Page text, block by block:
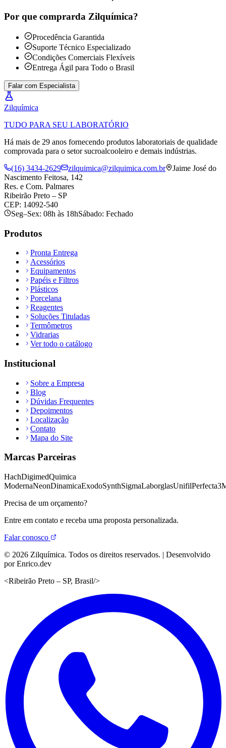
Por que comprarda Zilquímica?
Procedência Garantida
Suporte Técnico Especializado
Condições Comerciais Flexíveis
Entrega Ágil para Todo o Brasil
Falar com Especialista
Zilquímica
TUDO PARA SEU LABORATÓRIO
Há mais de 29 anos fornecendo produtos laboratoriais de qualidade
comprovada para o setor sucroalcooleiro e demais indústrias.
(16) 3434-2629
zilquimica@zilquimica.com.br
Jaime José do
Nascimento Feitosa, 142
Res. e Com. Palmares
Ribeirão Preto – SP
CEP: 14092-540
Seg–Sex: 08h às 18hSábado: Fechado
Produtos
Pronta Entrega
Acessórios
Equipamentos
Papéis e Filtros
Plásticos
Porcelana
Reagentes
Soluções Tituladas
Termômetros
Vidrarias
Ver todo o catálogo
Institucional
Sobre a Empresa
Blog
Dúvidas Frequentes
Depoimentos
Localização
Contato
Mapa do Site
Marcas Parceiras
HachDigimedQuimica
ModernaNeonDinamicaExodoSynthSigmaLaborglasUnifilPerfecta
Precisa de um orçamento?
Entre em contato e receba uma proposta personalizada.
Falar conosco
© 2026 Zilquímica. Todos os direitos reservados. | Desenvolvido
por Enrico.dev
<Ribeirão Preto – SP, Brasil/>